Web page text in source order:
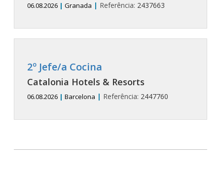
06.08.2026 | Granada | Referência: 2437663
2º Jefe/a Cocina
Catalonia Hotels & Resorts
06.08.2026 | Barcelona | Referência: 2447760